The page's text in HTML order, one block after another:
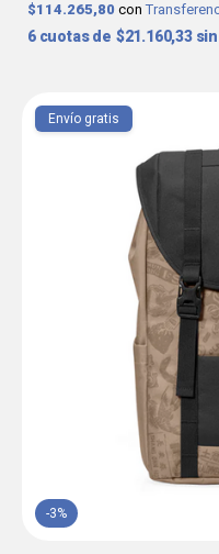
$114.265,80 con
6 $21.160,33
-3%
Envío gratis